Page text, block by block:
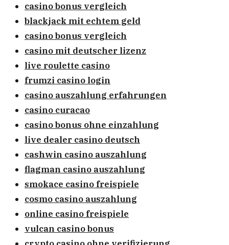
casino bonus vergleich
blackjack mit echtem geld
casino bonus vergleich
casino mit deutscher lizenz
live roulette casino
frumzi casino login
casino auszahlung erfahrungen
casino curacao
casino bonus ohne einzahlung
live dealer casino deutsch
cashwin casino auszahlung
flagman casino auszahlung
smokace casino freispiele
cosmo casino auszahlung
online casino freispiele
vulcan casino bonus